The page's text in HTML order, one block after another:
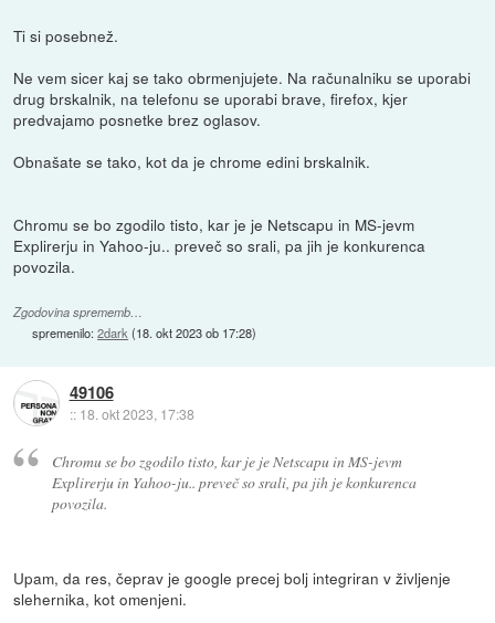
Ti si posebnež.
Ne vem sicer kaj se tako obrmenjujete. Na računalniku se uporabi
drug brskalnik, na telefonu se uporabi brave, firefox, kjer
predvajamo posnetke brez oglasov.
Obnašate se tako, kot da je chrome edini brskalnik.
Chromu se bo zgodilo tisto, kar je je Netscapu in MS-jevm
Explirerju in Yahoo-ju.. preveč so srali, pa jih je konkurenca
povozila.
Zgodovina sprememb…
spremenilo:2dark (18. okt 2023 ob 17:28)
49106
:: 18. okt 2023, 17:38
Chromu se bo zgodilo tisto, kar je je Netscapu in MS-jevm
Explirerju in Yahoo-ju.. preveč so srali, pa jih je konkurenca
povozila.
Upam, da res, čeprav je google precej bolj integriran v življenje
slehernika, kot omenjeni.